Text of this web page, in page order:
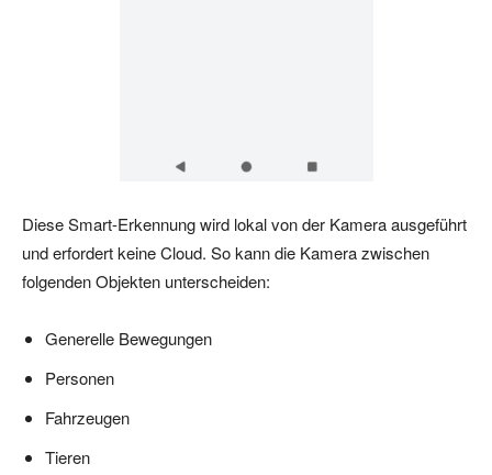
Diese Smart-Erkennung wird lokal von der Kamera ausgeführt
und erfordert keine Cloud. So kann die Kamera zwischen
folgenden Objekten unterscheiden:
Generelle Bewegungen
Personen
Fahrzeugen
Tieren